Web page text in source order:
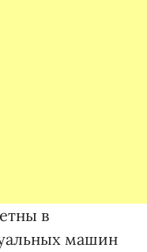
в
машин